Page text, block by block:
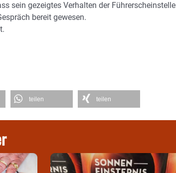
sein gezeigtes Verhalten der Führerscheinstelle
bereit gewesen.
teilen teilen